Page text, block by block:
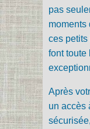
pas
moments
ces
font toute
Après
un accès